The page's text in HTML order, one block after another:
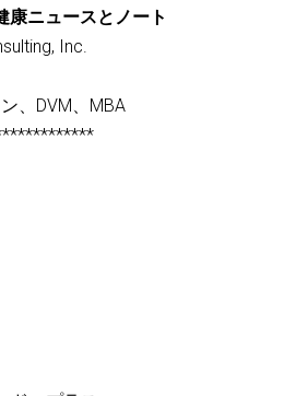
康ニュースとノート
Inc.
、DVM、MBA